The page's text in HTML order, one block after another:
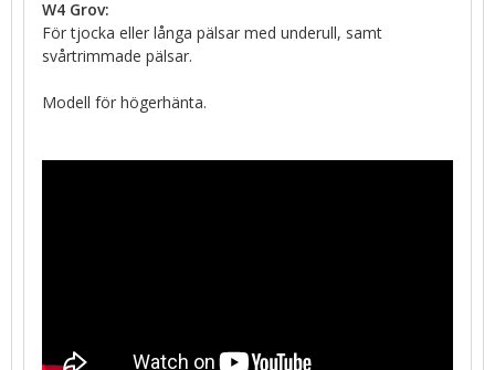
W4 Grov:
För tjocka eller långa pälsar med underull, samt
svårtrimmade pälsar.
Modell för högerhänta.